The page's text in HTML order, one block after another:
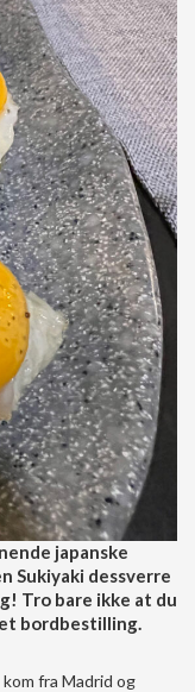
japanske
Sukiyaki dessverre
Tro bare ikke at du
bordbestilling.
fra Madrid og